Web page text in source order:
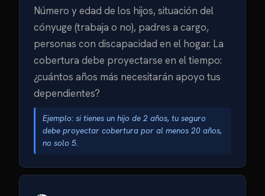
Número y edad de los hijos, situación del
cónyuge (trabaja o no), padres a cargo,
personas con discapacidad en el hogar. La
cobertura debe proyectarse en el tiempo:
¿cuántos años más necesitarán apoyo tus
dependientes?
Ejemplo: si tienes un hijo de 2 años, tu seguro
debe proyectar cobertura por al menos 20 años,
no solo 5.